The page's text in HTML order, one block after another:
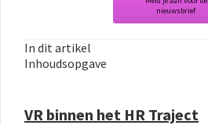
nieuwsbrief
In dit artikel
Inhoudsopgave
VR binnen het HR Traject